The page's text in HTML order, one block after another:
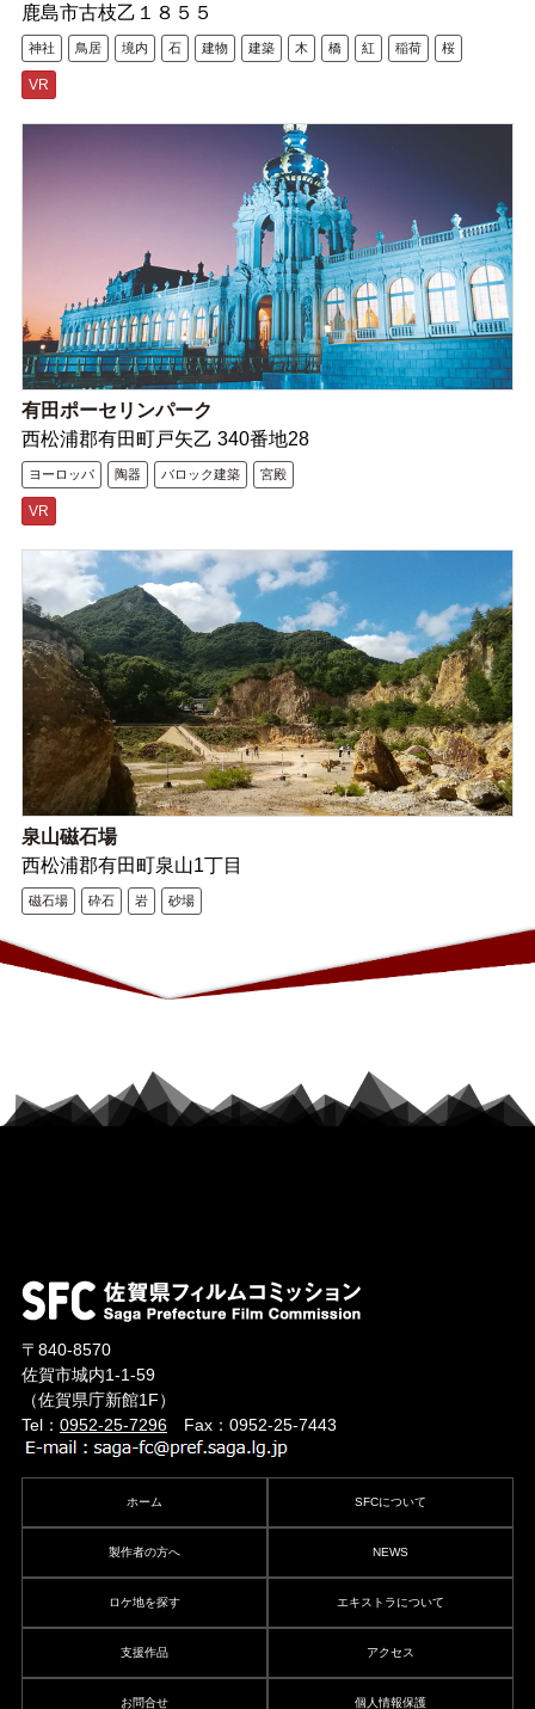
鹿島市古枝乙１８５５
神社 鳥居 境内 石 建物 建築 木 橋 紅 稲荷 桜
VR
有田ポーセリンパーク
西松浦郡有田町戸矢乙 340番地28
ヨーロッパ 陶器 バロック建築 宮殿
VR
泉山磁石場
西松浦郡有田町泉山1丁目
磁石場 砕石 岩 砂場
〒840-8570
佐賀市城内1-1-59
（佐賀県庁新館1F）
Tel： 0952-25-7296Fax：0952-25-7443
ホーム SFCについて
製作者の方へ NEWS
ロケ地を探す エキストラについて
支援作品 アクセス
お問合せ 個人情報保護